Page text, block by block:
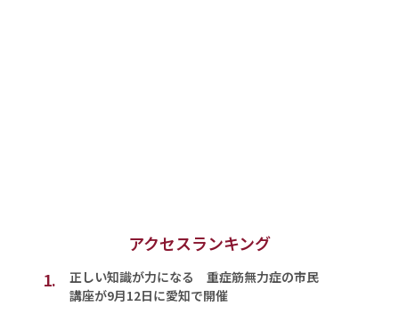
アクセスランキング
1.
正しい知識が力になる 重症筋無力症の市民
講座が9月12日に愛知で開催